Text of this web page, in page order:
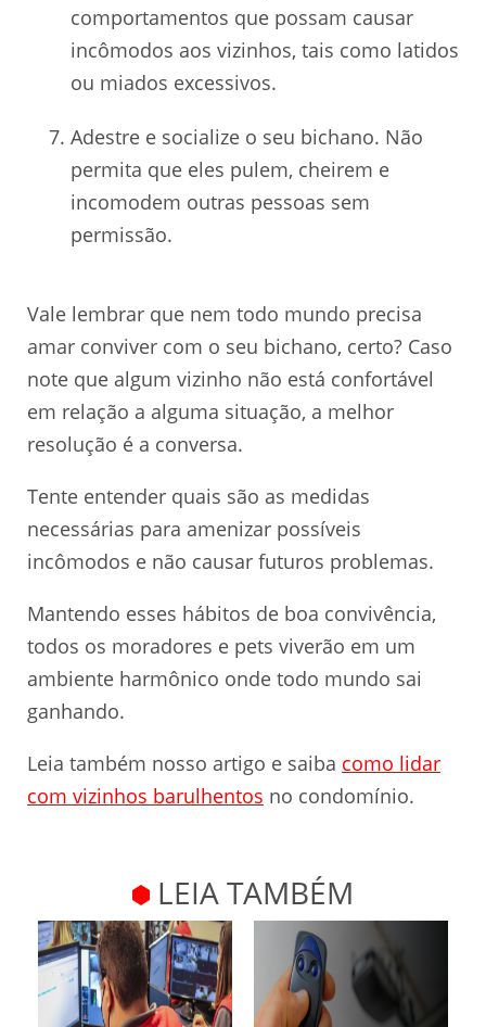
comportamentos que possam causar
incômodos aos vizinhos, tais como latidos
ou miados excessivos.
Adestre e socialize o seu bichano. Não
permita que eles pulem, cheirem e
incomodem outras pessoas sem
permissão.
Vale lembrar que nem todo mundo precisa
amar conviver com o seu bichano, certo? Caso
note que algum vizinho não está confortável
em relação a alguma situação, a melhor
resolução é a conversa.
Tente entender quais são as medidas
necessárias para amenizar possíveis
incômodos e não causar futuros problemas.
Mantendo esses hábitos de boa convivência,
todos os moradores e pets viverão em um
ambiente harmônico onde todo mundo sai
ganhando.
Leia também nosso artigo e saiba como lidar
com vizinhos barulhentos no condomínio.
LEIA TAMBÉM